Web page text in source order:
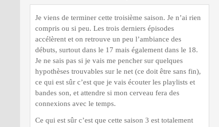
Je viens de terminer cette troisième saison. Je n’ai rien
compris ou si peu. Les trois derniers épisodes
accélèrent et on retrouve un peu l’ambiance des
débuts, surtout dans le 17 mais également dans le 18.
Je ne sais pas si je vais me pencher sur quelques
hypothèses trouvables sur le net (ce doit être sans fin),
ce qui est sûr c’est que je vais écouter les playlists et
bandes son, et attendre si mon cerveau fera des
connexions avec le temps.
Ce qui est sûr c’est que cette saison 3 est totalement